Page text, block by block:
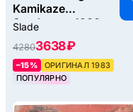
Kamikaze
Syndrome, 1983
Slade
42803638 ₽
–15%
ОРИГИНАЛ 1983
ПОПУЛЯРНО